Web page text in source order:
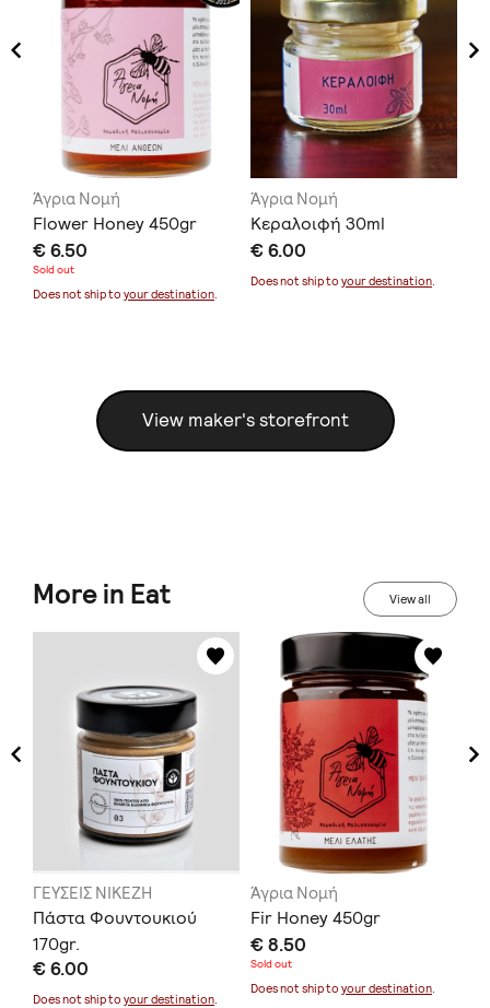
Άγρια Νομή
Flower Honey 450gr
€ 6.50
Sold out
Does not ship to your destination.
Άγρια Νομή
Κεραλοιφή 30ml
€ 6.00
Does not ship to your destination.
View maker's storefront
More in Eat View all
ΓΕΥΣΕΙΣ ΝΙΚΕΖΗ
Πάστα Φουντουκιού
170gr.
€ 6.00
Does not ship to your destination.
Άγρια Νομή
Fir Honey 450gr
€ 8.50
Sold out
Does not ship to your destination.